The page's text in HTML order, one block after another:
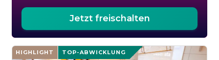
Jetzt freischalten
HIGHLIGHT TOP-ABWICKLUNG